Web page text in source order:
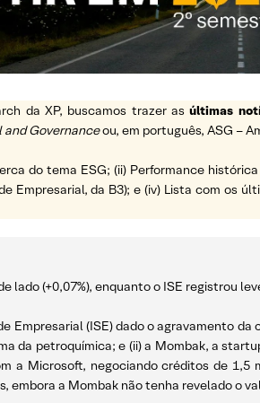
da XP, buscamos trazer asúltimas
and Governanceou, em português, ASG –
do tema ESG; (ii) Performance
Empresarial, da B3); e (iv) Lista com os
lado (+0,07%), enquanto o ISE registrou
Empresarial (ISE) dado o agravamento
da petroquímica; e (ii) a Mombak, a
a Microsoft, negociando créditos de 1,5
a Mombak não tenha revelado o